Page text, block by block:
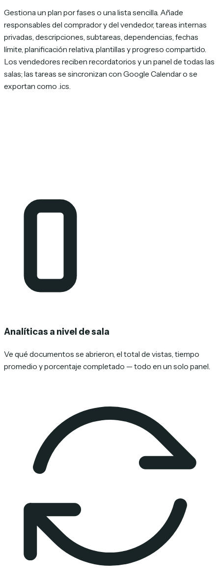
Gestiona un plan por fases o una lista sencilla. Añade
responsables del comprador y del vendedor, tareas internas
privadas, descripciones, subtareas, dependencias, fechas
límite, planificación relativa, plantillas y progreso compartido.
Los vendedores reciben recordatorios y un panel de todas las
salas; las tareas se sincronizan con Google Calendar o se
exportan como .ics.
Analíticas a nivel de sala
Ve qué documentos se abrieron, el total de vistas, tiempo
promedio y porcentaje completado — todo en un solo panel.